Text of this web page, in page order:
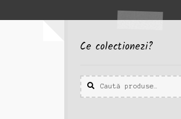
Ce colectionezi?
Caută
după:
Caută